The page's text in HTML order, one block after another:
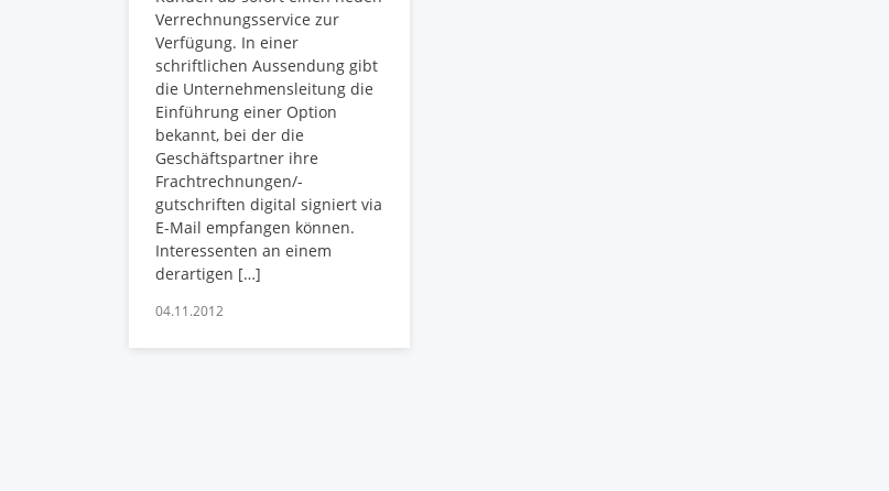
Verrechnungsservice zur
Verfügung. In einer
schriftlichen Aussendung gibt
die Unternehmensleitung die
Einführung einer Option
bekannt, bei der die
Geschäftspartner ihre
Frachtrechnungen/-
gutschriften digital signiert via
E-Mail empfangen können.
Interessenten an einem
derartigen […]
04.11.2012